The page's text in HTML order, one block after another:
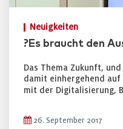
Neuigkeiten
?Es braucht den
Das Thema Zukunft,
damit einhergehend auf
mit der Digitalisierung,
26. September 2017